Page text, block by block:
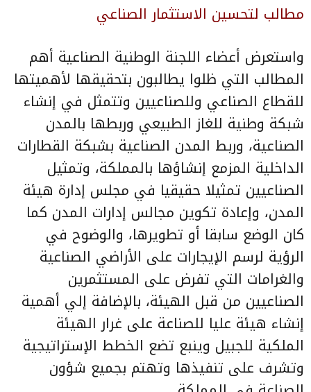
مطالب لتحسين الاستثمار الصناعي
واستعرض أعضاء اللجنة الوطنية الصناعية أهم
المطالب التي ظلوا يطالبون بتحقيقها لأهميتها
للقطاع الصناعي وللصناعيين وتتمثل في إنشاء
شبكة وطنية للغاز الطبيعي وربطها بالمدن
الصناعية، وربط المدن الصناعية بشبكة القطارات
الداخلية المزمع إنشاؤها بالمملكة، وتمثيل
الصناعيين تمثيلا حقيقيا في مجلس إدارة هيئة
المدن، وإعادة تكوين مجالس إدارات المدن كما
كان الوضع سابقا أو تطويرها، والوضوح في
الرؤية لرسم الإيجارات على الأراضي الصناعية
والغرامات التي تفرض على المستثمرين
الصناعيين من قبل الهيئة، بالإضافة إلي أهمية
إنشاء هيئة عليا للصناعة على غرار الهيئة
الملكية للجبيل وينبع تضع الخطط الإستراتيجية
وتشرف على تنفيذها وتهتم بجميع شؤون